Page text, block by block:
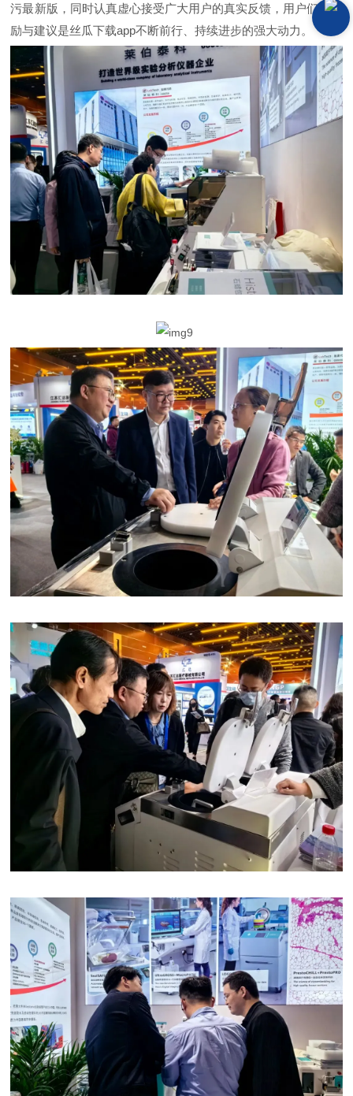
污最新版，同时认真虚心接受广大用户的真实反馈，用户们的鼓
励与建议是丝瓜下载app不断前行、持续进步的强大动力。